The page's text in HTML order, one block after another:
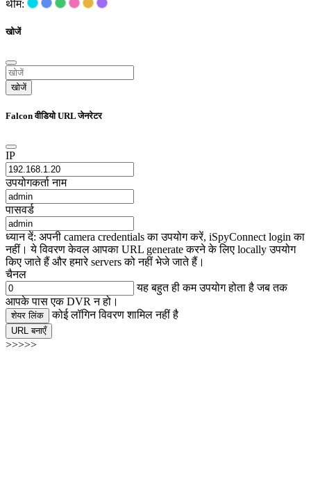
थीम:
खोजें
खोजें
Falcon वीडियो URL जेनरेटर
IP
उपयोगकर्ता नाम
पासवर्ड
ध्यान दें: अपनी camera credentials का उपयोग करें, iSpyConnect login का
नहीं। ये विवरण केवल आपका URL generate करने के लिए locally उपयोग
किए जाते हैं और हमारे servers को नहीं भेजे जाते हैं।
चैनल
यह बहुत ही कम उपयोग होता है जब तक
आपके पास एक DVR न हो।
शेयर लिंक कोई लॉगिन विवरण शामिल नहीं है
URL बनाएँ
>>>>>